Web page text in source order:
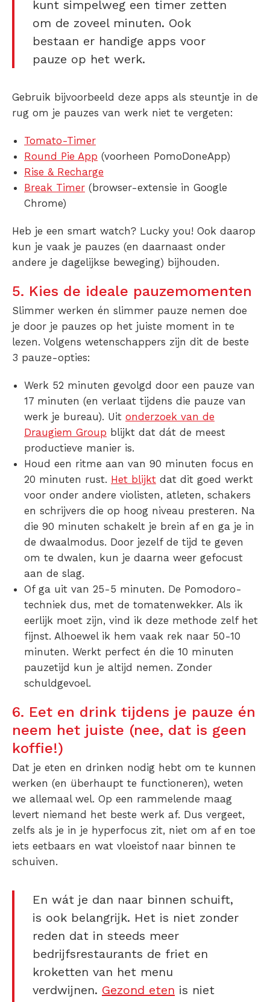
kunt simpelweg een timer zetten
om de zoveel minuten. Ook
bestaan er handige apps voor
pauze op het werk.
Gebruik bijvoorbeeld deze apps als steuntje in de
rug om je pauzes van werk niet te vergeten:
Tomato-Timer
Round Pie App (voorheen PomoDoneApp)
Rise & Recharge
Break Timer (browser-extensie in Google
Chrome)
Heb je een smart watch? Lucky you! Ook daarop
kun je vaak je pauzes (en daarnaast onder
andere je dagelijkse beweging) bijhouden.
5. Kies de ideale pauzemomenten
Slimmer werken én slimmer pauze nemen doe
je door je pauzes op het juiste moment in te
lezen. Volgens wetenschappers zijn dit de beste
3 pauze-opties:
Werk 52 minuten gevolgd door een pauze van
17 minuten (en verlaat tijdens die pauze van
werk je bureau). Uit onderzoek van de
Draugiem Group blijkt dat dát de meest
productieve manier is.
Houd een ritme aan van 90 minuten focus en
20 minuten rust. Het blijkt dat dit goed werkt
voor onder andere violisten, atleten, schakers
en schrijvers die op hoog niveau presteren. Na
die 90 minuten schakelt je brein af en ga je in
de dwaalmodus. Door jezelf de tijd te geven
om te dwalen, kun je daarna weer gefocust
aan de slag.
Of ga uit van 25-5 minuten. De Pomodoro-
techniek dus, met de tomatenwekker. Als ik
eerlijk moet zijn, vind ik deze methode zelf het
fijnst. Alhoewel ik hem vaak rek naar 50-10
minuten. Werkt perfect én die 10 minuten
pauzetijd kun je altijd nemen. Zonder
schuldgevoel.
6. Eet en drink tijdens je pauze én
neem het juiste (nee, dat is geen
koffie!)
Dat je eten en drinken nodig hebt om te kunnen
werken (en überhaupt te functioneren), weten
we allemaal wel. Op een rammelende maag
levert niemand het beste werk af. Dus vergeet,
zelfs als je in je hyperfocus zit, niet om af en toe
iets eetbaars en wat vloeistof naar binnen te
schuiven.
En wát je dan naar binnen schuift,
is ook belangrijk. Het is niet zonder
reden dat in steeds meer
bedrijfsrestaurants de friet en
kroketten van het menu
verdwijnen. Gezond eten is niet